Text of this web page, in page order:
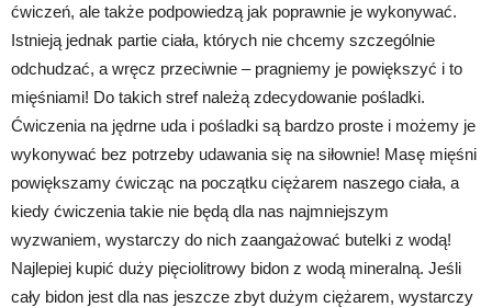
ćwiczeń, ale także podpowiedzą jak poprawnie je wykonywać.
Istnieją jednak partie ciała, których nie chcemy szczególnie
odchudzać, a wręcz przeciwnie – pragniemy je powiększyć i to
mięśniami! Do takich stref należą zdecydowanie pośladki.
Ćwiczenia na jędrne uda i pośladki są bardzo proste i możemy je
wykonywać bez potrzeby udawania się na siłownie! Masę mięśni
powiększamy ćwicząc na początku ciężarem naszego ciała, a
kiedy ćwiczenia takie nie będą dla nas najmniejszym
wyzwaniem, wystarczy do nich zaangażować butelki z wodą!
Najlepiej kupić duży pięciolitrowy bidon z wodą mineralną. Jeśli
cały bidon jest dla nas jeszcze zbyt dużym ciężarem, wystarczy